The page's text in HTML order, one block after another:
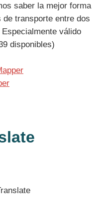
saber la mejor forma
transporte entre dos
válido
disponibles)